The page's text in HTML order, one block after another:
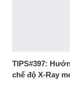
TIPS#397:
chế độ X-Ray